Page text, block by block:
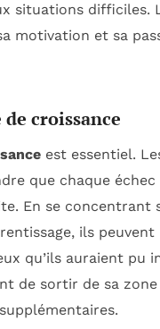
situations difficiles.
motivation et sa
croissance
est essentiel.
que chaque échec
En se concentrant
ils
qu’ils auraient pu
de sortir de sa